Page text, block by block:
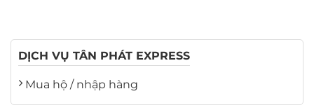
DỊCH VỤ TÂN PHÁT EXPRESS
Mua hộ / nhập hàng